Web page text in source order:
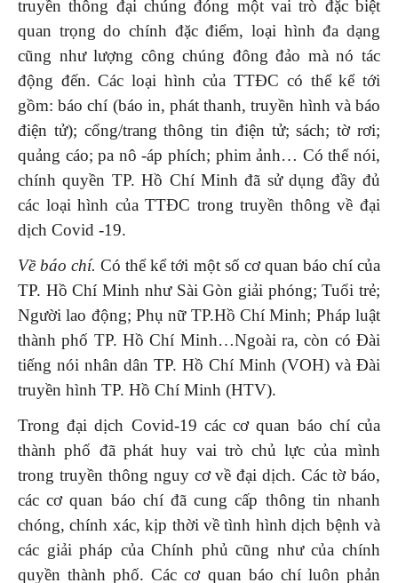
truyền thông đại chúng đóng một vai trò đặc biệt
quan trọng do chính đặc điểm, loại hình đa dạng
cũng như lượng công chúng đông đảo mà nó tác
động đến. Các loại hình của TTĐC có thể kể tới
gồm: báo chí (báo in, phát thanh, truyền hình và báo
điện tử); cổng/trang thông tin điện tử; sách; tờ rơi;
quảng cáo; pa nô -áp phích; phim ảnh… Có thể nói,
chính quyền TP. Hồ Chí Minh đã sử dụng đầy đủ
các loại hình của TTĐC trong truyền thông về đại
dịch Covid -19.
Về báo chí. Có thể kể tới một số cơ quan báo chí của
TP. Hồ Chí Minh như Sài Gòn giải phóng; Tuổi trẻ;
Người lao động; Phụ nữ TP.Hồ Chí Minh; Pháp luật
thành phố TP. Hồ Chí Minh…Ngoài ra, còn có Đài
tiếng nói nhân dân TP. Hồ Chí Minh (VOH) và Đài
truyền hình TP. Hồ Chí Minh (HTV).
Trong đại dịch Covid-19 các cơ quan báo chí của
thành phố đã phát huy vai trò chủ lực của mình
trong truyền thông nguy cơ về đại dịch. Các tờ báo,
các cơ quan báo chí đã cung cấp thông tin nhanh
chóng, chính xác, kịp thời về tình hình dịch bệnh và
các giải pháp của Chính phủ cũng như của chính
quyền thành phố. Các cơ quan báo chí luôn phản